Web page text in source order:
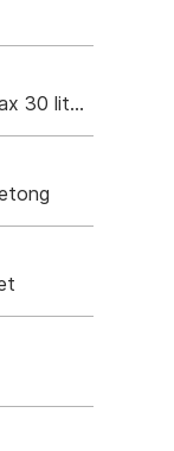
30 liter utan